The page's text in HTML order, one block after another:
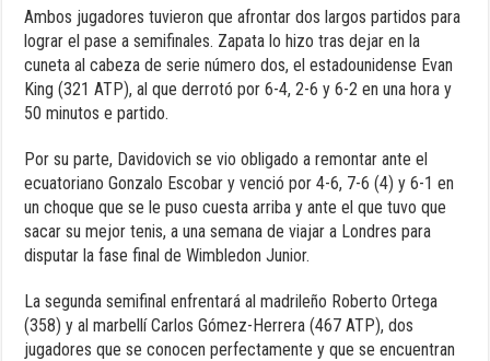
Ambos jugadores tuvieron que afrontar dos largos partidos para
lograr el pase a semifinales. Zapata lo hizo tras dejar en la
cuneta al cabeza de serie número dos, el estadounidense Evan
King (321 ATP), al que derrotó por 6-4, 2-6 y 6-2 en una hora y
50 minutos e partido.
Por su parte, Davidovich se vio obligado a remontar ante el
ecuatoriano Gonzalo Escobar y venció por 4-6, 7-6 (4) y 6-1 en
un choque que se le puso cuesta arriba y ante el que tuvo que
sacar su mejor tenis, a una semana de viajar a Londres para
disputar la fase final de Wimbledon Junior.
La segunda semifinal enfrentará al madrileño Roberto Ortega
(358) y al marbellí Carlos Gómez-Herrera (467 ATP), dos
jugadores que se conocen perfectamente y que se encuentran